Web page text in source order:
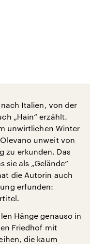
Italien, von der
„Hain“ erzählt.
unwirtlichen Winter
unweit von
zu erkunden. Das
sie als „Gelände“
die Autorin auch
erfunden:
Hänge genauso in
Friedhof mit
die kaum